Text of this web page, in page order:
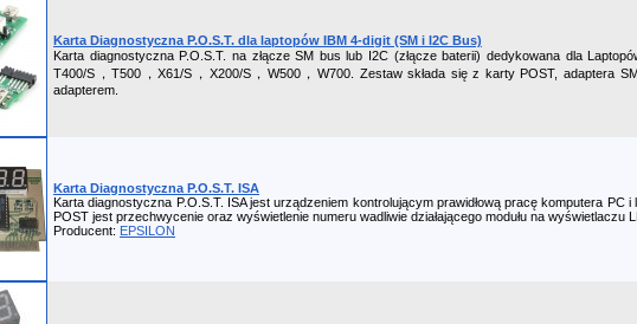
Karta Diagnostyczna P.O.S.T. dla laptopów IBM 4-digit (SM i I2C Bus)
Karta diagnostyczna P.O.S.T. na złącze SM bus lub I2C (złącze baterii) dedykowana dla
T400/S，T500，X61/S，X200/S，W500，W700. Zestaw składa się z karty POST, adaptera
adapterem.
Karta Diagnostyczna P.O.S.T. ISA
Karta diagnostyczna P.O.S.T. ISA jest urządzeniem kontrolującym prawidłową pracę komputera
POST jest przechwycenie oraz wyświetlenie numeru wadliwie działającego modułu na wyświetlaczu
Producent: EPSILON